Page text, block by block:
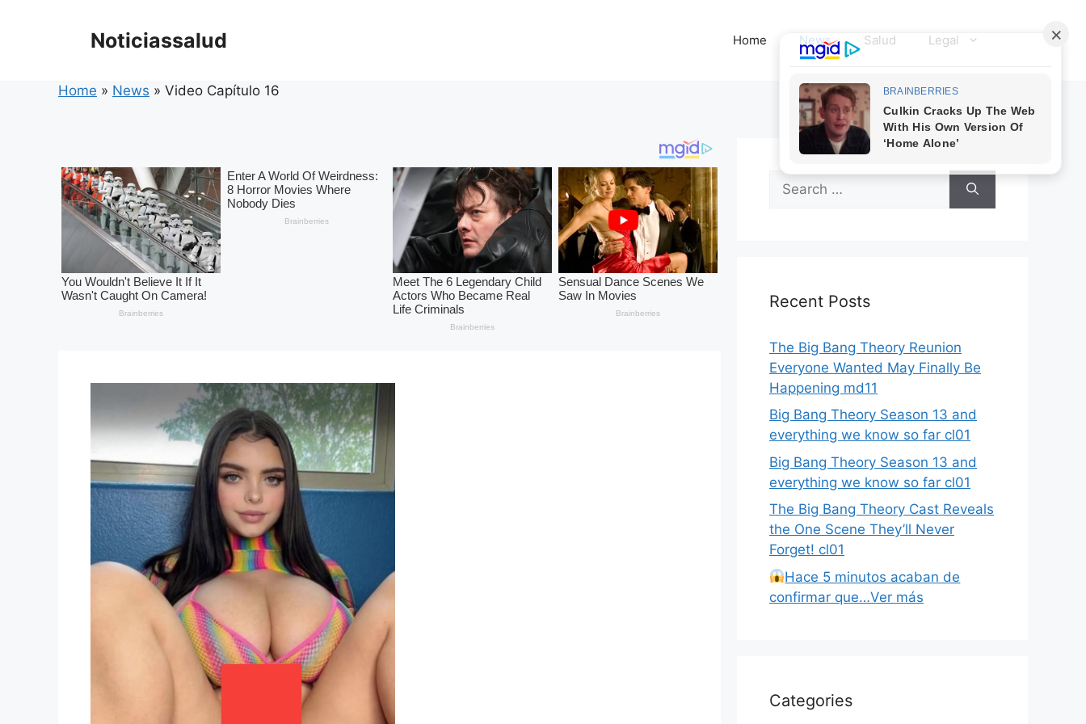
Noticiassalud Home News Salud Legal
Home » News » Video Capítulo 16
Search
for:
Recent Posts
The Big Bang Theory Reunion
Everyone Wanted May Finally Be
Happening md11
Big Bang Theory Season 13 and
everything we know so far cl01
Big Bang Theory Season 13 and
everything we know so far cl01
The Big Bang Theory Cast Reveals
the One Scene They’ll Never
Forget! cl01
Hace 5 minutos acaban de
confirmar que…Ver más
Categories